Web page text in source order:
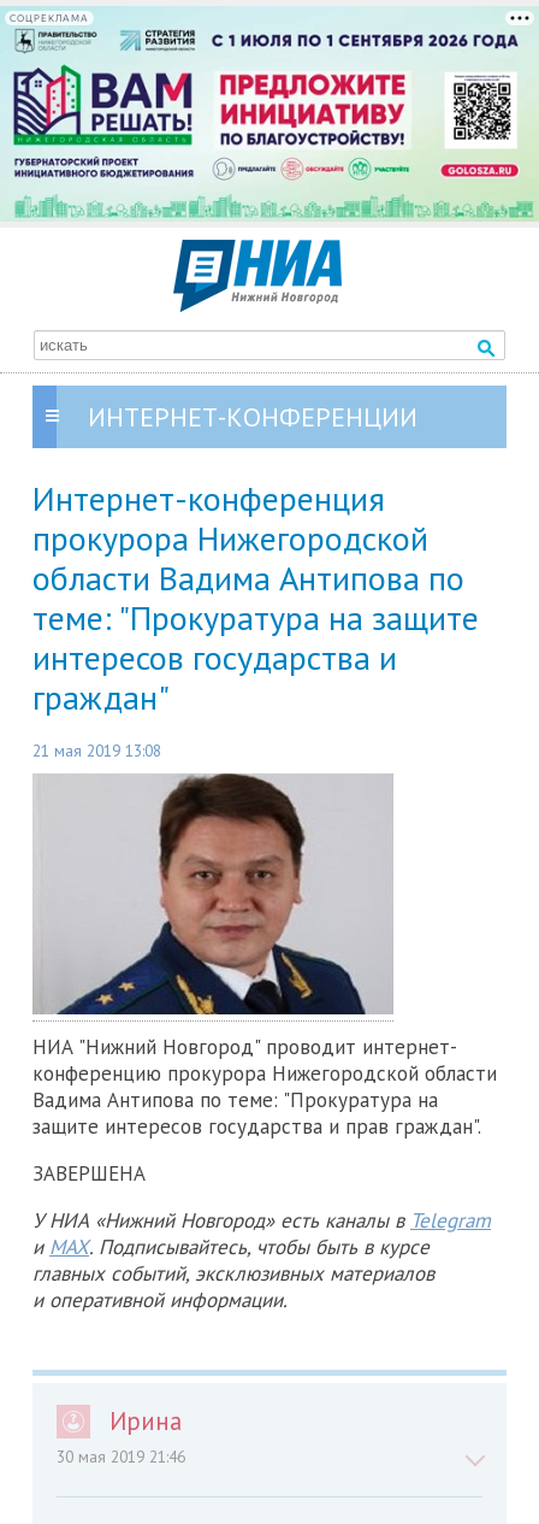
СОЦРЕКЛАМА
ИНТЕРНЕТ-КОНФЕРЕНЦИИ
Интернет-конференция
прокурора Нижегородской
области Вадима Антипова по
теме: "Прокуратура на защите
интересов государства и
граждан"
21 мая 2019 13:08
НИА "Нижний Новгород" проводит интернет-
конференцию прокурора Нижегородской области
Вадима Антипова по теме: "Прокуратура на
защите интересов государства и прав граждан".
ЗАВЕРШЕНА
У НИА «Нижний Новгород» есть каналы в Telegram
и MAX. Подписывайтесь, чтобы быть в курсе
главных событий, эксклюзивных материалов
и оперативной информации.
Ирина
30 мая 2019 21:46